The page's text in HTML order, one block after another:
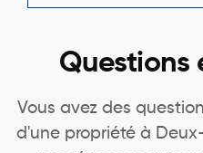
Questions
Vous avez des
d'une propriété à